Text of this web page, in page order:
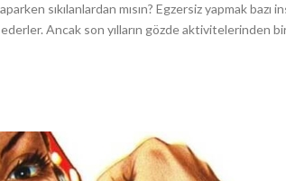
sıkılanlardan mısın? Egzersiz yapmak bazı
Ancak son yılların gözde aktivitelerinden